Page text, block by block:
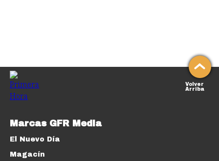
Volver
Arriba
Marcas GFR Media
El Nuevo Día
Magacín